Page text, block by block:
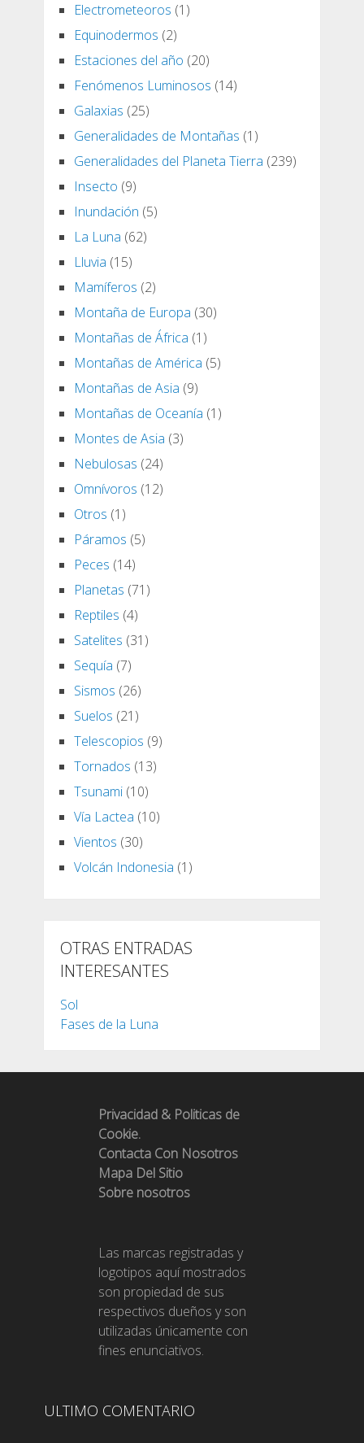
Electrometeoros (1)
Equinodermos (2)
Estaciones del año (20)
Fenómenos Luminosos (14)
Galaxias (25)
Generalidades de Montañas (1)
Generalidades del Planeta Tierra (239)
Insecto (9)
Inundación (5)
La Luna (62)
Lluvia (15)
Mamíferos (2)
Montaña de Europa (30)
Montañas de África (1)
Montañas de América (5)
Montañas de Asia (9)
Montañas de Oceanía (1)
Montes de Asia (3)
Nebulosas (24)
Omnívoros (12)
Otros (1)
Páramos (5)
Peces (14)
Planetas (71)
Reptiles (4)
Satelites (31)
Sequía (7)
Sismos (26)
Suelos (21)
Telescopios (9)
Tornados (13)
Tsunami(10)
Vía Lactea (10)
Vientos (30)
Volcán Indonesia (1)
OTRAS ENTRADAS
INTERESANTES
Sol
Fases de la Luna
Privacidad & Politicas de
Cookie.
Contacta Con Nosotros
Mapa Del Sitio
Sobre nosotros
Las marcas registradas y
logotipos aquí mostrados
son propiedad de sus
respectivos dueños y son
utilizadas únicamente con
fines enunciativos.
ULTIMO COMENTARIO